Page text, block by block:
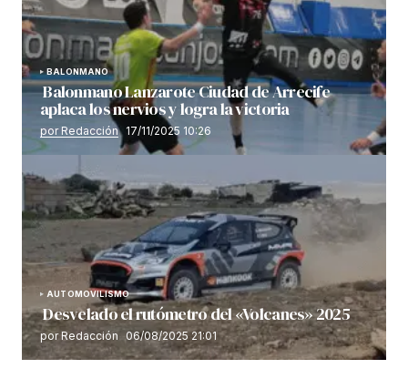
BALONMANO
Balonmano Lanzarote Ciudad de Arrecife
aplaca los nervios y logra la victoria
por Redacción 17/11/2025 10:26
AUTOMOVILISMO
Desvelado el rutómetro del «Volcanes» 2025
por Redacción 06/08/2025 21:01